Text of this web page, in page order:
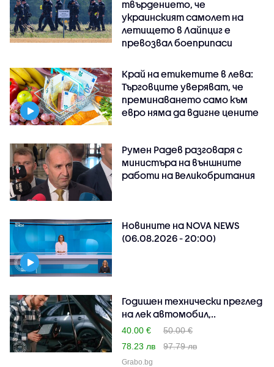
твърдението, че
украинският самолет на
летището в Лайпциг е
превозвал боеприпаси
Край на етикетите в лева:
Търговците уверяват, че
преминаването само към
евро няма да вдигне цените
Румен Радев разговаря с
министъра на външните
работи на Великобритания
Новините на NOVA NEWS
(06.08.2026 - 20:00)
Годишен технически преглед
на лек автомобил,..
40.00 €
50.00 €
78.23 лв
97.79 лв
Grabo.bg